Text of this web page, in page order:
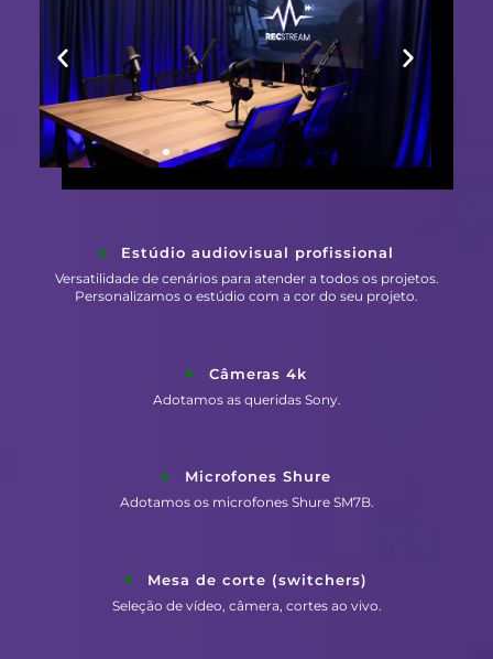
Estúdio audiovisual profissional
Versatilidade de cenários para atender a todos os projetos.
Personalizamos o estúdio com a cor do seu projeto.
Câmeras 4k
Adotamos as queridas Sony.
Microfones Shure
Adotamos os microfones Shure SM7B.
Mesa de corte (switchers)
Seleção de vídeo, câmera, cortes ao vivo.